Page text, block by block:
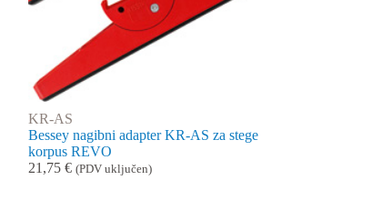
KR-AS
Bessey nagibni adapter KR-AS za stege
korpus REVO
21,75€ (PDV uključen)